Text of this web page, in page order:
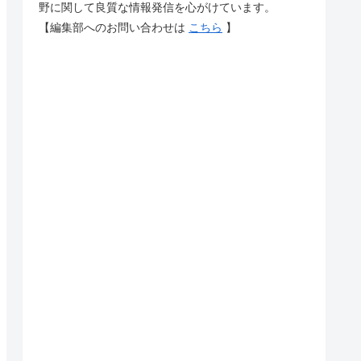
野に関して良質な情報発信を心がけています。
【編集部へのお問い合わせは こちら 】